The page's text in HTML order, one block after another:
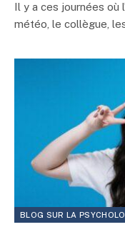
Il y a ces journées où
météo, le collègue,
BLOG SUR LA